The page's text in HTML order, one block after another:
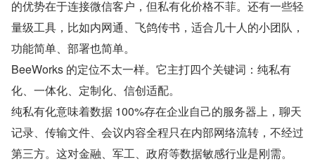
的优势在于连接微信客户，但私有化价格不菲。还有一些轻
量级工具，比如内网通、飞鸽传书，适合几十人的小团队，
功能简单、部署也简单。
BeeWorks 的定位不太一样。它主打四个关键词：纯私有
化、一体化、定制化、信创适配。
纯私有化意味着数据 100%存在企业自己的服务器上，聊天
记录、传输文件、会议内容全程只在内部网络流转，不经过
第三方。这对金融、军工、政府等数据敏感行业是刚需。